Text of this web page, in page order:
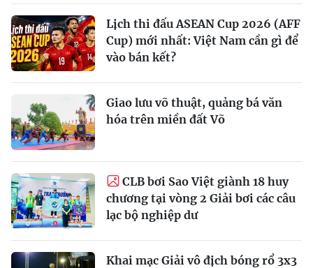
Lịch thi đấu ASEAN Cup 2026 (AFF
Cup) mới nhất: Việt Nam cần gì để
vào bán kết?
Giao lưu võ thuật, quảng bá văn
hóa trên miền đất Võ
CLB bơi Sao Việt giành 18 huy
chương tại vòng 2 Giải bơi các câu
lạc bộ nghiệp dư
Khai mạc Giải vô địch bóng rổ 3x3